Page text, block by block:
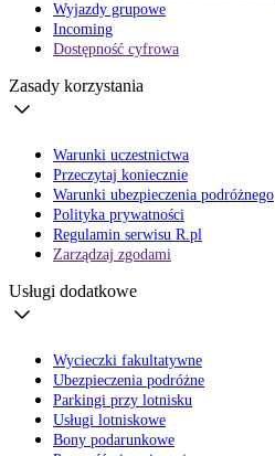
Wyjazdy grupowe
Incoming
Dostępność cyfrowa
Zasady korzystania
Warunki uczestnictwa
Przeczytaj koniecznie
Warunki ubezpieczenia podróżnego
Polityka prywatności
Regulamin serwisu R.pl
Zarządzaj zgodami
Usługi dodatkowe
Wycieczki fakultatywne
Ubezpieczenia podróżne
Parkingi przy lotnisku
Usługi lotniskowe
Bony podarunkowe